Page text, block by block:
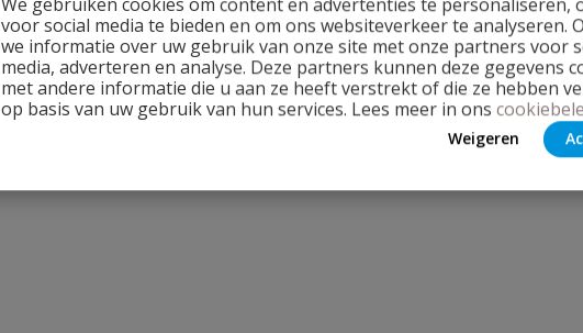
voor social media te bieden en om ons websiteverkeer te analyseren.
we informatie over uw gebruik van onze site met onze partners voor
media, adverteren en analyse. Deze partners kunnen deze gegevens
met andere informatie die u aan ze heeft verstrekt of die ze hebben
op basis van uw gebruik van hun services. Lees meer in ons
Weigeren